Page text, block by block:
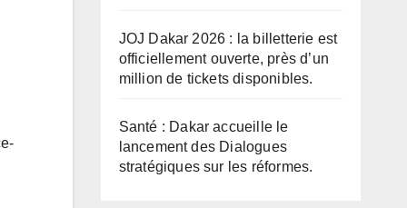
JOJ Dakar 2026 : la billetterie est
officiellement ouverte, près d’un
million de tickets disponibles.
Santé : Dakar accueille le
lancement des Dialogues
stratégiques sur les réformes.